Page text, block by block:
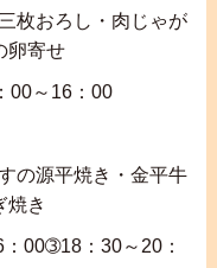
枚おろし・肉じゃが
卵寄せ
～16：00
の源平焼き・金平牛
焼き
00➂18：30～20：